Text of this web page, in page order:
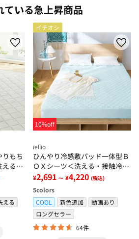
ている急上昇商品
りもち
るラ
接触
＞
える
イチオシ
10%off
iellio
ひんやり冷感敷パッド一体型Ｂ
ＯＸシーツ＜洗える・接触冷
感・抗菌防臭・時短・家事楽・
ボックスシーツ・寝苦しさ対策
＞
¥2,691 ～ ¥4,220 (税込)
5colors
COOL
新色追加
動画あり
ロングセラー
64件